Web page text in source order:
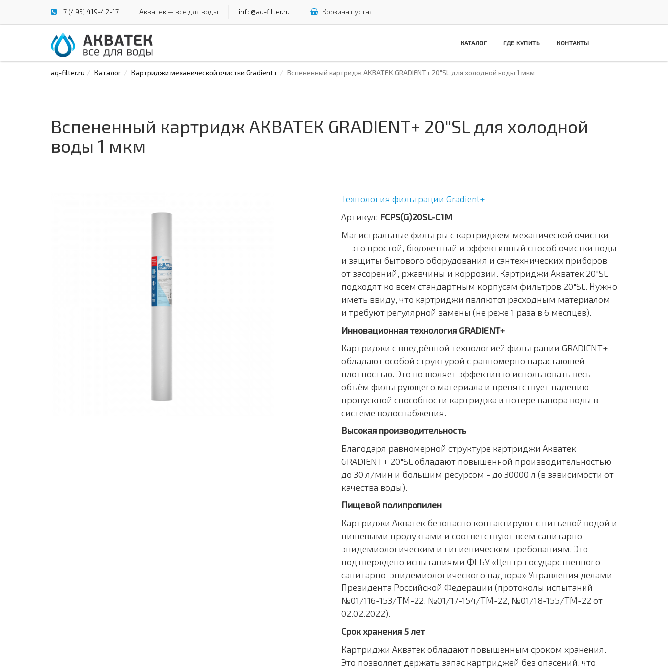
+7 (495) 419-42-17 Акватек — все для воды info@aq-filter.ru Корзина пустая
КАТАЛОГ ГДЕ КУПИТЬ КОНТАКТЫ
aq-filter.ru Каталог Картриджи механической очистки Gradient+ Вспененный картридж АКВАТЕК GRADIENT+ 20"SL для холодной воды 1 мкм
Вспененный картридж АКВАТЕК GRADIENT+ 20"SL для холодной
воды 1 мкм
Технология фильтрации Gradient+
Артикул: FCPS(G)20SL-C1M
Магистральные фильтры с картриджем механической очистки
— это простой, бюджетный и эффективный способ очистки воды
и защиты бытового оборудования и сантехнических приборов
от засорений, ржавчины и коррозии. Картриджи Акватек 20"SL
подходят ко всем стандартным корпусам фильтров 20"SL. Нужно
иметь ввиду, что картриджи являются расходным материалом
и требуют регулярной замены (не реже 1 раза в 6 месяцев).
Инновационная технология GRADIENT+
Картриджи с внедрённой технологией фильтрации GRADIENT+
обладают особой структурой с равномерно нарастающей
плотностью. Это позволяет эффективно использовать весь
объём фильтрующего материала и препятствует падению
пропускной способности картриджа и потере напора воды в
системе водоснабжения.
Высокая производительность
Благодаря равномерной структуре картриджи Акватек
GRADIENT+ 20"SL обладают повышенной производительностью
до 30 л/мин и большим ресурсом - до 30000 л (в зависимости от
качества воды).
Пищевой полипропилен
Картриджи Акватек безопасно контактируют с питьевой водой и
пищевыми продуктами и соответствуют всем санитарно-
эпидемиологическим и гигиеническим требованиям. Это
подтверждено испытаниями ФГБУ «Центр государственного
санитарно-эпидемиологического надзора» Управления делами
Президента Российской Федерации (протоколы испытаний
№01/116-153/ТМ-22, №01/17-154/ТМ-22, №01/18-155/ТМ-22 от
02.02.2022).
Срок хранения 5 лет
Картриджи Акватек обладают повышенным сроком хранения.
Это позволяет держать запас картриджей без опасений, что